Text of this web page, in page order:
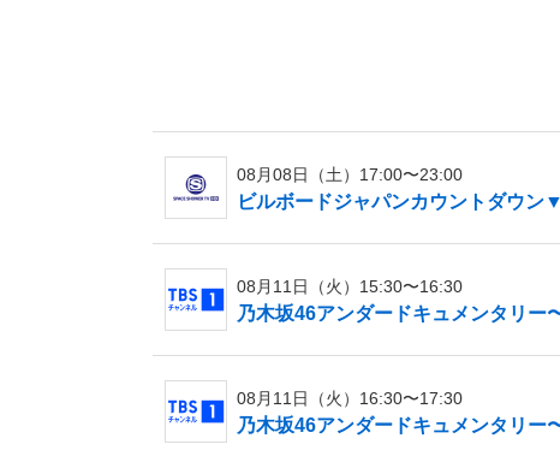
08月08日（土）17:00〜23:00
ビルボードジャパンカウントダウ
08月11日（火）15:30〜16:30
乃木坂46アンダードキュメンタリー
08月11日（火）16:30〜17:30
乃木坂46アンダードキュメンタリー